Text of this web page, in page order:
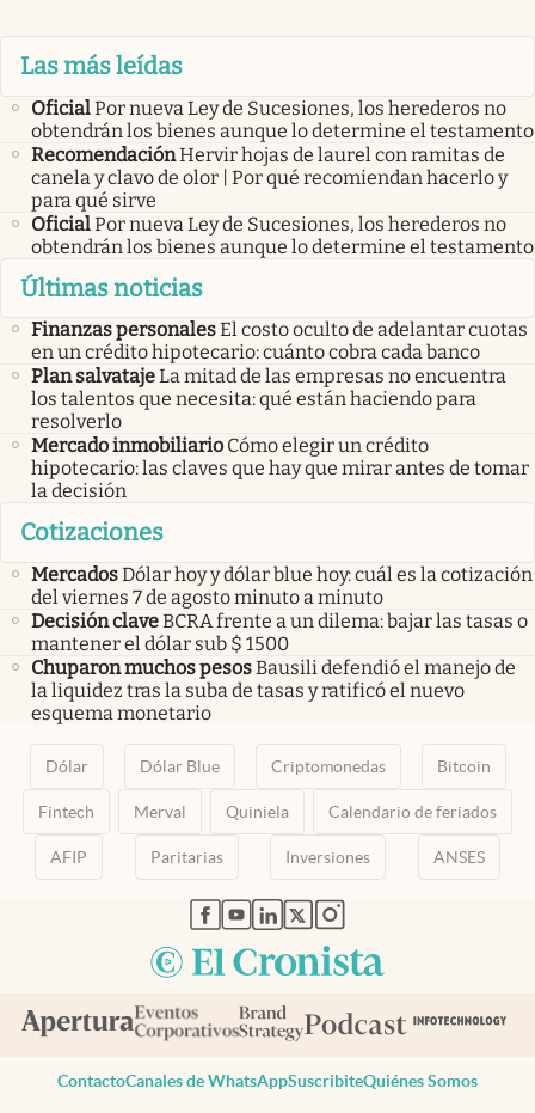
Las más leídas
OficialPor nueva Ley de Sucesiones, los herederos no
obtendrán los bienes aunque lo determine el testamento
RecomendaciónHervir hojas de laurel con ramitas de
canela y clavo de olor | Por qué recomiendan hacerlo y
para qué sirve
OficialPor nueva Ley de Sucesiones, los herederos no
obtendrán los bienes aunque lo determine el testamento
Últimas noticias
Finanzas personalesEl costo oculto de adelantar cuotas
en un crédito hipotecario: cuánto cobra cada banco
Plan salvatajeLa mitad de las empresas no encuentra
los talentos que necesita: qué están haciendo para
resolverlo
Mercado inmobiliario Cómo elegir un crédito
hipotecario: las claves que hay que mirar antes de tomar
la decisión
Cotizaciones
MercadosDólar hoy y dólar blue hoy: cuál es la cotización
del viernes 7 de agosto minuto a minuto
Decisión claveBCRA frente a un dilema: bajar las tasas o
mantener el dólar sub $ 1500
Chuparon muchos pesosBausili defendió el manejo de
la liquidez tras la suba de tasas y ratificó el nuevo
esquema monetario
Dólar Dólar Blue Criptomonedas Bitcoin
Fintech Merval Quiniela Calendario de feriados
AFIP Paritarias Inversiones ANSES
abre en nueva pestaña
abre en nueva pestaña
abre en nueva pestaña
abre en nueva pestaña
abre en nueva pestaña
ContactoCanales de WhatsAppSuscribiteQuiénes Somos